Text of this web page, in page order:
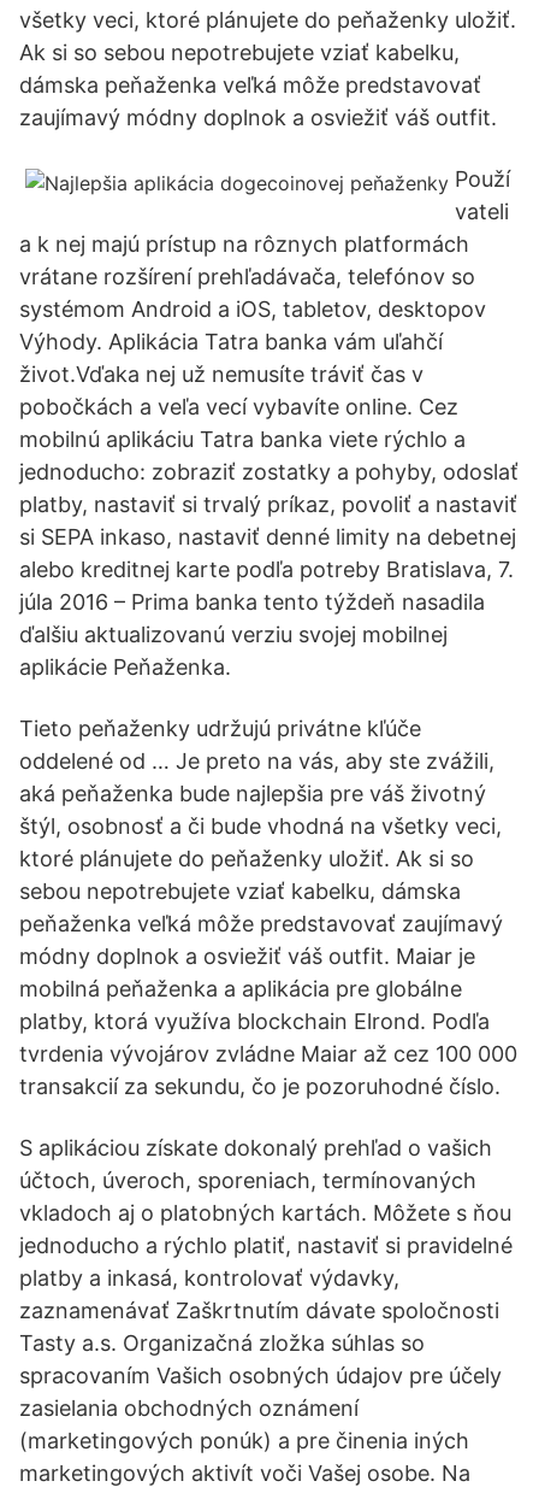
všetky veci, ktoré plánujete do peňaženky uložiť.
Ak si so sebou nepotrebujete vziať kabelku,
dámska peňaženka veľká môže predstavovať
zaujímavý módny doplnok a osviežiť váš outfit.
Použí
vateli
a k nej majú prístup na rôznych platformách
vrátane rozšírení prehľadávača, telefónov so
systémom Android a iOS, tabletov, desktopov
Výhody. Aplikácia Tatra banka vám uľahčí
život.Vďaka nej už nemusíte tráviť čas v
pobočkách a veľa vecí vybavíte online. Cez
mobilnú aplikáciu Tatra banka viete rýchlo a
jednoducho: zobraziť zostatky a pohyby, odoslať
platby, nastaviť si trvalý príkaz, povoliť a nastaviť
si SEPA inkaso, nastaviť denné limity na debetnej
alebo kreditnej karte podľa potreby Bratislava, 7.
júla 2016 – Prima banka tento týždeň nasadila
ďalšiu aktualizovanú verziu svojej mobilnej
aplikácie Peňaženka.
Tieto peňaženky udržujú privátne kľúče
oddelené od … Je preto na vás, aby ste zvážili,
aká peňaženka bude najlepšia pre váš životný
štýl, osobnosť a či bude vhodná na všetky veci,
ktoré plánujete do peňaženky uložiť. Ak si so
sebou nepotrebujete vziať kabelku, dámska
peňaženka veľká môže predstavovať zaujímavý
módny doplnok a osviežiť váš outfit. Maiar je
mobilná peňaženka a aplikácia pre globálne
platby, ktorá využíva blockchain Elrond. Podľa
tvrdenia vývojárov zvládne Maiar až cez 100 000
transakcií za sekundu, čo je pozoruhodné číslo.
S aplikáciou získate dokonalý prehľad o vašich
účtoch, úveroch, sporeniach, termínovaných
vkladoch aj o platobných kartách. Môžete s ňou
jednoducho a rýchlo platiť, nastaviť si pravidelné
platby a inkasá, kontrolovať výdavky,
zaznamenávať Zaškrtnutím dávate spoločnosti
Tasty a.s. Organizačná zložka súhlas so
spracovaním Vašich osobných údajov pre účely
zasielania obchodných oznámení
(marketingových ponúk) a pre činenia iných
marketingových aktivít voči Vašej osobe. Na